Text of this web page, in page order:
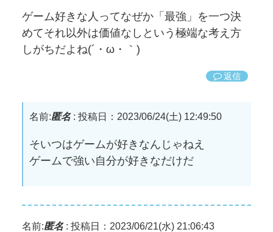
ゲーム好きな人ってなぜか「最強」を一つ決
めてそれ以外は価値なしという極端な考え方
しがちだよね(´・ω・｀)
返信
名前:匿名: 投稿日：2023/06/24(土) 12:49:50
そいつはゲームが好きなんじゃねえ
ゲームで強い自分が好きなだけだ
名前:匿名: 投稿日：2023/06/21(水) 21:06:43